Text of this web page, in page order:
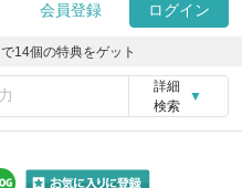
会員登録 ログイン
で14個の特典をゲット
詳細
検索
▼